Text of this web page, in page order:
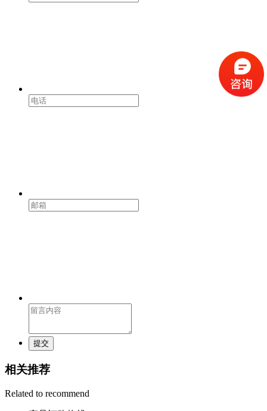
提交
相关推荐
Related to recommend